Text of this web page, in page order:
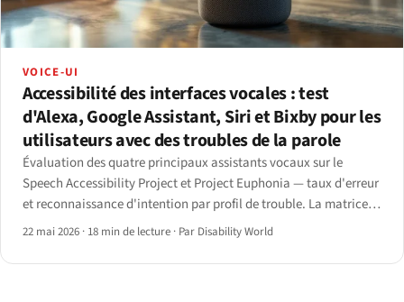
VOICE-UI
Accessibilité des interfaces vocales : test
d'Alexa, Google Assistant, Siri et Bixby pour les
utilisateurs avec des troubles de la parole
Évaluation des quatre principaux assistants vocaux sur le
Speech Accessibility Project et Project Euphonia — taux d'erreur
et reconnaissance d'intention par profil de trouble. La matrice,
les fonctions de personnalisation déterminantes, et les priorités
22 mai 2026 · 18 min de lecture · Par Disability World